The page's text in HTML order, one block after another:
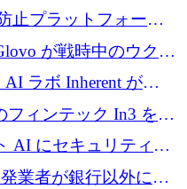
ロンドンが首位の座
止プラットフォーム
A で 1,500 万ドルを
が戦時中のウクラ
る市場の 1 つをどの
ラボ Inherent が
でステルスから浮上
フィンテック In3 を買
クレジットを提供
AI にセキュリティと
めに 3,000 万ドルを
業者が銀行以外にも